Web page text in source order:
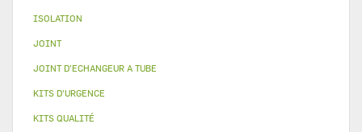
ISOLATION
JOINT
JOINT D'ECHANGEUR A TUBE
KITS D'URGENCE
KITS QUALITÉ